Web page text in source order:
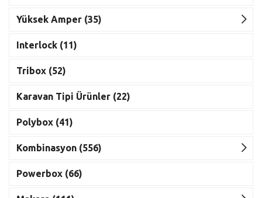
Yüksek Amper (35)
Interlock (11)
Tribox (52)
Karavan Tipi Ürünler (22)
Polybox (41)
Kombinasyon (556)
Powerbox (66)